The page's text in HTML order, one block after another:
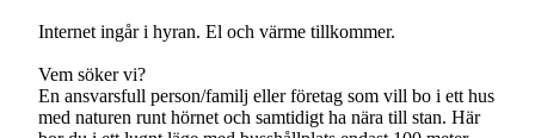
Internet ingår i hyran. El och värme tillkommer.
Vem söker vi?
En ansvarsfull person/familj eller företag som vill bo i ett hus
med naturen runt hörnet och samtidigt ha nära till stan. Här